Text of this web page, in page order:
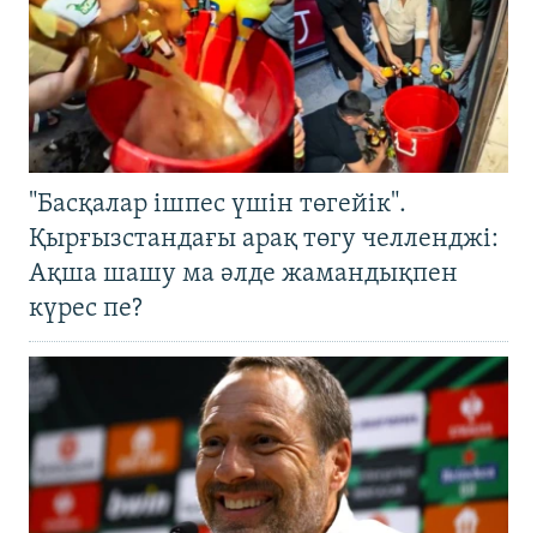
"Басқалар ішпес үшін төгейік".
Қырғызстандағы арақ төгу челленджі:
Ақша шашу ма әлде жамандықпен
күрес пе?